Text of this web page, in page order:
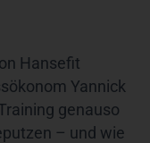
Hansefit
Yannick
genauso
– und wie